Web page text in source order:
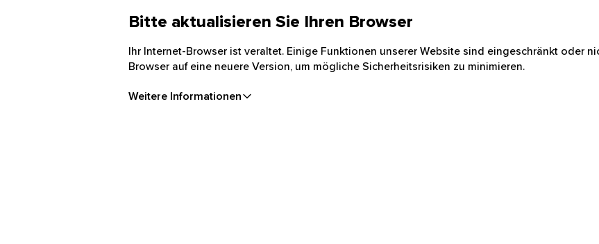
Bitte aktualisieren Sie Ihren Browser
Ihr Internet-Browser ist veraltet. Einige Funktionen unserer Website sind eingeschränkt oder
Browser auf eine neuere Version, um mögliche Sicherheitsrisiken zu minimieren.
Weitere Informationen